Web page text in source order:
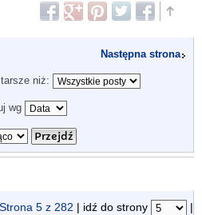
Następna strona
niż:
wg
Strona 5 z 282 | idź do strony |